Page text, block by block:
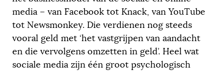
media – van Facebook tot Knack, van YouTube
tot Newsmonkey. Die verdienen nog steeds
vooral geld met ‘het vastgrijpen van aandacht
en die vervolgens omzetten in geld’. Heel wat
sociale media zijn één groot psychologisch